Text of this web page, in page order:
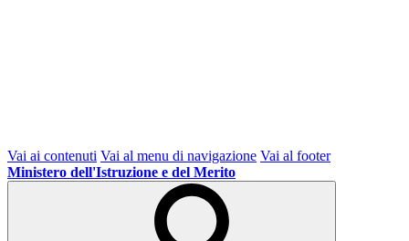
Vai ai contenuti Vai al menu di navigazione Vai al footer
Ministero dell'Istruzione e del Merito